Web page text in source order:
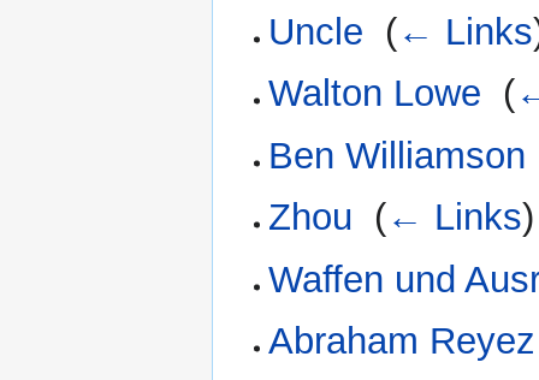
Uncle (← Links
Walton Lowe (
Ben Williamson
Zhou (← Links)
Waffen und
Abraham Reyez